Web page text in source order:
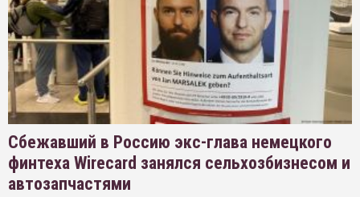
Сбежавший в Россию экс-глава немецкого
финтеха Wirecard занялся сельхозбизнесом и
автозапчастями